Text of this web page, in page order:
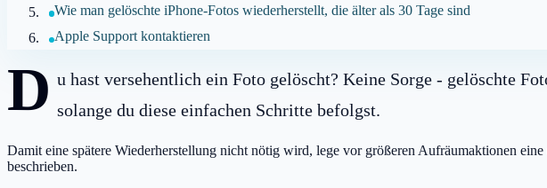
Wie man gelöschte iPhone-Fotos wiederherstellt, die älter als 30 Tage sind
Apple Support kontaktieren
D u hast versehentlich ein Foto gelöscht? Keine Sorge - gelöschte
solange du diese einfachen Schritte befolgst.
Damit eine spätere Wiederherstellung nicht nötig wird, lege vor größeren Aufräumaktionen
beschrieben.